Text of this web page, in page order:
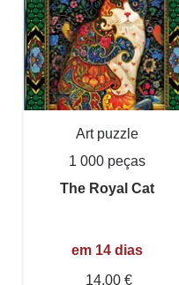
Art puzzle
1 000 peças
The Royal Cat
em 14 dias
14,00 €